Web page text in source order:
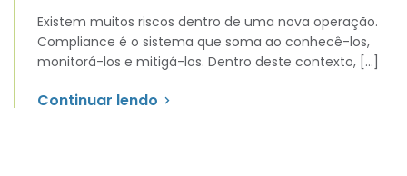
Existem muitos riscos dentro de uma nova operação.
Compliance é o sistema que soma ao conhecê-los,
monitorá-los e mitigá-los. Dentro deste contexto, […]
Continuar lendo